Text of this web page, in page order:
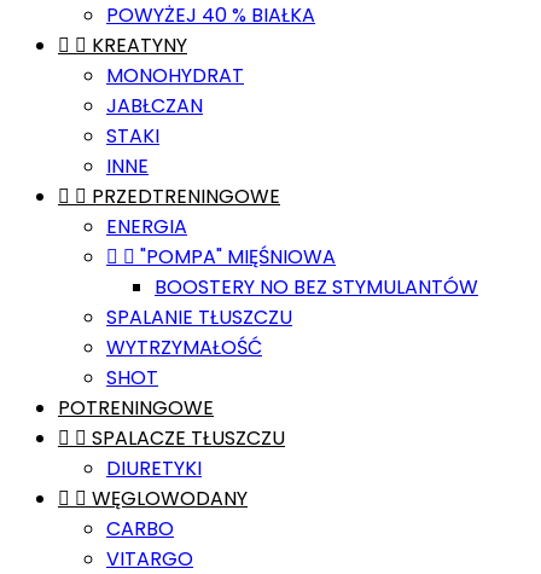
POWYŻEJ 40 % BIAŁKA
  KREATYNY
MONOHYDRAT
JABŁCZAN
STAKI
INNE
  PRZEDTRENINGOWE
ENERGIA
  "POMPA" MIĘŚNIOWA
BOOSTERY NO BEZ STYMULANTÓW
SPALANIE TŁUSZCZU
WYTRZYMAŁOŚĆ
SHOT
POTRENINGOWE
  SPALACZE TŁUSZCZU
DIURETYKI
  WĘGLOWODANY
CARBO
VITARGO